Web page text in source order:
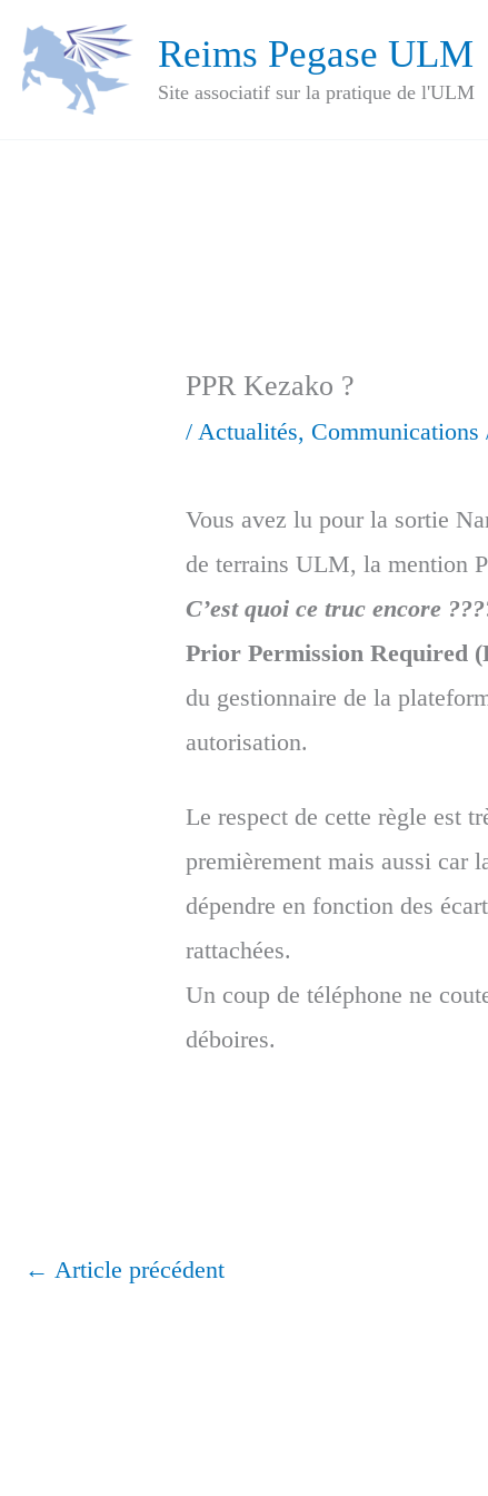
Aller
contenu
Reims Pegase ULM
Site associatif sur la pratique de l'ULM
PPR Kezako ?
/ Actualités, Communications
Vous avez lu pour la sortie
de terrains ULM, la mention
C’est quoi ce truc encore
Prior Permission Required
du gestionnaire de la
autorisation.
Le respect de cette règle est
premièrement mais aussi car
dépendre en fonction des
rattachées.
Un coup de téléphone ne
déboires.
← Article précédent